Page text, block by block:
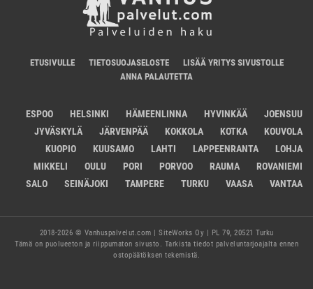
ETUSIVULLE TIETOSUOJASELOSTE
LISÄÄ YRITYS SIVUSTOLLE
ANNA PALAUTETTA
ESPOO HELSINKI HÄMEENLINNA HYVINKÄÄ
JOENSUU
JYVÄSKYLÄ
JÄRVENPÄÄ KOKKOLA KOTKA
KOUVOLA
KUOPIO
KUUSAMO LAHTI LAPPEENRANTA
LOHJA
MIKKELI
OULU PORI PORVOO RAUMA
ROVANIEMI
SALO
SEINÄJOKI TAMPERE TURKU VAASA VANTAA
2018-2026 © Vanhuspalvelut.com | SiteWorks Oy | PL 79, 20521 Turku
Tämä on puolueeton ja riippumaton sivusto. Tarkista tiedot palveluntarjoajalta ennen
ostopäätöksen tekemistä.